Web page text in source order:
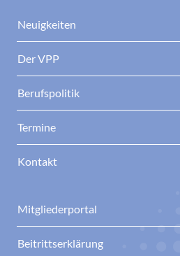
Neuigkeiten
Der VPP
Berufspolitik
Termine
Kontakt
Mitgliederportal
Beitrittserklärung